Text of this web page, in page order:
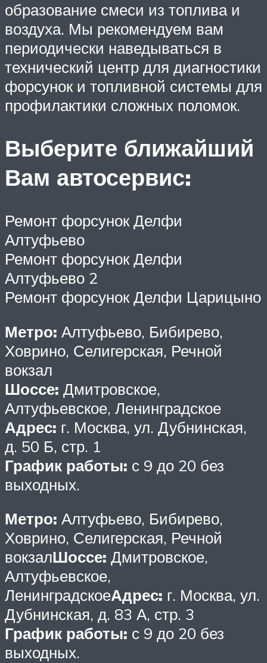
образование смеси из топлива и
воздуха. Мы рекомендуем вам
периодически наведываться в
технический центр для диагностики
форсунок и топливной системы для
профилактики сложных поломок.
Выберите ближайший
Вам автосервис:
Ремонт форсунок Делфи
Алтуфьево
Ремонт форсунок Делфи
Алтуфьево 2
Ремонт форсунок Делфи Царицыно
Метро: Алтуфьево, Бибирево,
Ховрино, Селигерская, Речной
вокзал
Шоссе: Дмитровское,
Алтуфьевское, Ленинградское
Адрес: г. Москва, ул. Дубнинская,
д. 50 Б, стр. 1
График работы: с 9 до 20 без
выходных.
Метро: Алтуфьево, Бибирево,
Ховрино, Селигерская, Речной
вокзалШоссе: Дмитровское,
Алтуфьевское,
ЛенинградскоеАдрес: г. Москва, ул.
Дубнинская, д. 83 А, стр. 3
График работы: с 9 до 20 без
выходных.